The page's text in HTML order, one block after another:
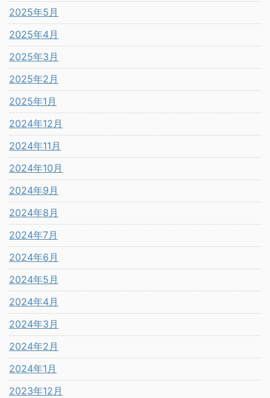
2025年5月
2025年4月
2025年3月
2025年2月
2025年1月
2024年12月
2024年11月
2024年10月
2024年9月
2024年8月
2024年7月
2024年6月
2024年5月
2024年4月
2024年3月
2024年2月
2024年1月
2023年12月